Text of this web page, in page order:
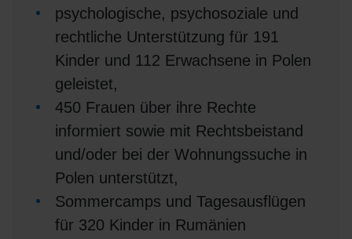
psychologische, psychosoziale und
rechtliche Unterstützung für 191
Kinder und 112 Erwachsene in Polen
geleistet,
450 Frauen über ihre Rechte
informiert sowie mit Rechtsbeistand
und/oder bei der Wohnungssuche in
Polen unterstützt,
Sommercamps und Tagesausflügen
für 320 Kinder in Rumänien